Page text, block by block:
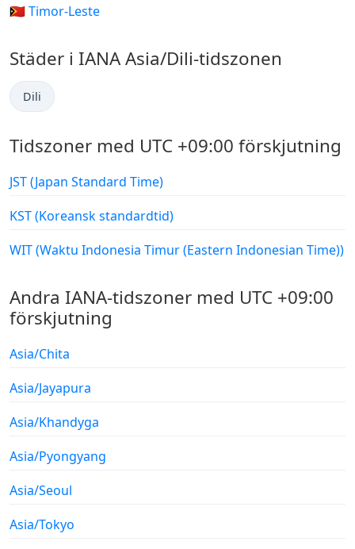
🇹🇱 Timor-Leste
Städer i IANA Asia/Dili-tidszonen
Dili
Tidszoner med UTC +09:00 förskjutning
JST (Japan Standard Time)
KST (Koreansk standardtid)
WIT (Waktu Indonesia Timur (Eastern Indonesian Time))
Andra IANA-tidszoner med UTC +09:00
förskjutning
Asia/Chita
Asia/Jayapura
Asia/Khandyga
Asia/Pyongyang
Asia/Seoul
Asia/Tokyo